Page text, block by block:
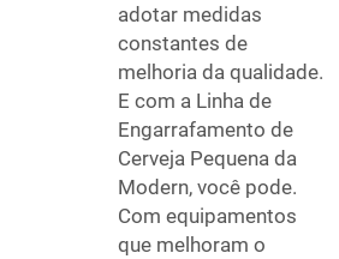
adotar medidas
constantes de
melhoria da qualidade.
E com a Linha de
Engarrafamento de
Cerveja Pequena da
Modern, você pode.
Com equipamentos
que melhoram o